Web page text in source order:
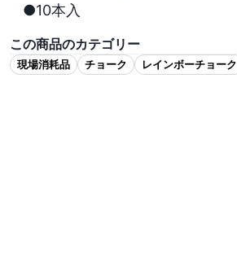
●10本入
この商品のカテゴリー
現場消耗品 チョーク レインボーチョーク